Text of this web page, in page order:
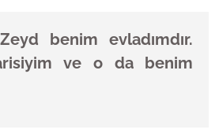
benim evladımdır.
ve o da benim